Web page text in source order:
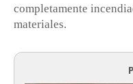
completamente
materiales.